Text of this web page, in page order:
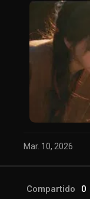
Mar. 10, 2026
Compartido 0